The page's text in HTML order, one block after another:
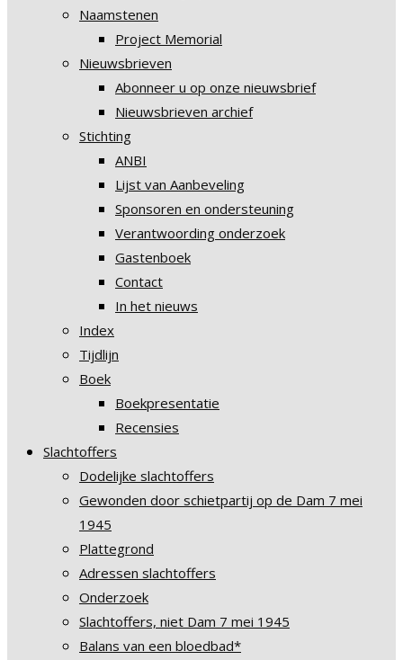
Naamstenen
Project Memorial
Nieuwsbrieven
Abonneer u op onze nieuwsbrief
Nieuwsbrieven archief
Stichting
ANBI
Lijst van Aanbeveling
Sponsoren en ondersteuning
Verantwoording onderzoek
Gastenboek
Contact
In het nieuws
Index
Tijdlijn
Boek
Boekpresentatie
Recensies
Slachtoffers
Dodelijke slachtoffers
Gewonden door schietpartij op de Dam 7 mei
1945
Plattegrond
Adressen slachtoffers
Onderzoek
Slachtoffers, niet Dam 7 mei 1945
Balans van een bloedbad*